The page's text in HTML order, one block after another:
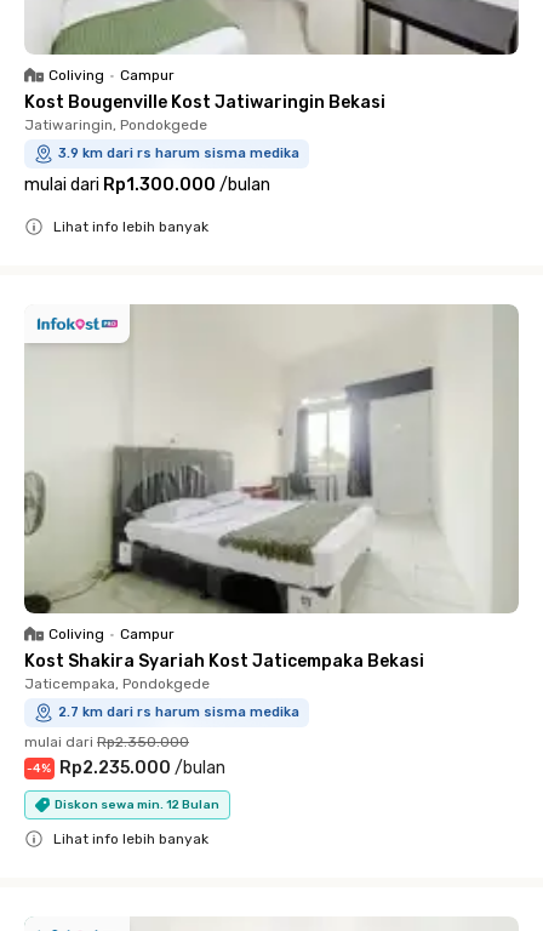
Coliving • Campur
Kost Bougenville Kost Jatiwaringin Bekasi
Jatiwaringin, Pondokgede
3.9 km dari rs harum sisma medika
mulai dari Rp1.300.000 /bulan
Lihat info lebih banyak
Coliving • Campur
Kost Shakira Syariah Kost Jaticempaka Bekasi
Jaticempaka, Pondokgede
2.7 km dari rs harum sisma medika
mulai dari Rp2.350.000
-4% Rp2.235.000 /bulan
Diskon sewa min. 12 Bulan
Lihat info lebih banyak